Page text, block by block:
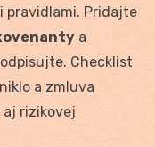
Pridajte
a
Checklist
a zmluva
rizikovej